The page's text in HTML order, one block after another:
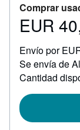
Comprar
Precio
40,00
EUR
Envío por
Se envía de
Cantidad